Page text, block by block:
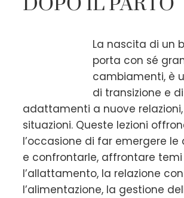
La nascita di un
porta con sé
cambiamenti, è
di transizione e di
adattamenti a nuove relazioni,
situazioni. Queste lezioni
l’occasione di far emergere
e confrontarle, affrontare
l’allattamento, la relazione
l’alimentazione, la gestione